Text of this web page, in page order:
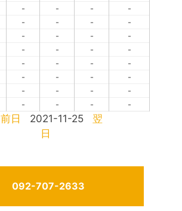
- - -
-
- - -
-
- - -
-
- - -
-
- - -
-
- - -
-
- - -
-
- - - -
前日 2021-11-25
翌
日
092-707-2633